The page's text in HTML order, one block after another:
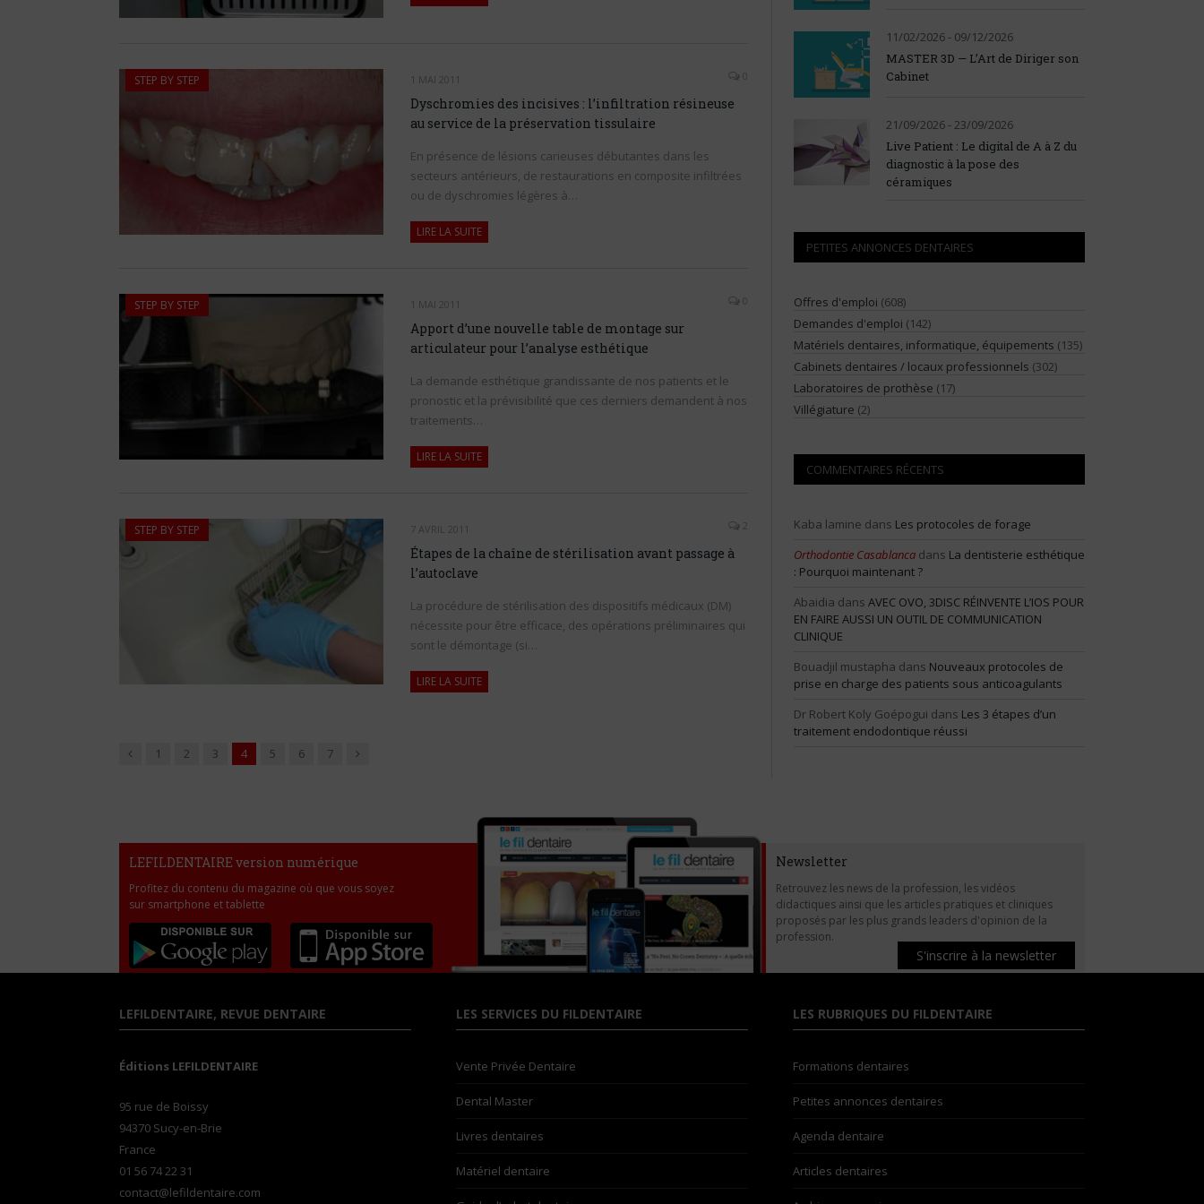
STEP BY STEP 1 MAI 2011 0
Dyschromies des incisives : l’infiltration résineuse
au service de la préservation tissulaire
En présence de lésions carieuses débutantes dans les
secteurs antérieurs, de restaurations en composite infiltrées
ou de dyschromies légères à…
LIRE LA SUITE
STEP BY STEP 1 MAI 2011 0
Apport d’une nouvelle table de montage sur
articulateur pour l’analyse esthétique
La demande esthétique grandissante de nos patients et le
pronostic et la prévisibilité que ces derniers demandent à nos
traitements…
LIRE LA SUITE
STEP BY STEP 7 AVRIL 2011 2
Étapes de la chaîne de stérilisation avant passage à
l’autoclave
La procédure de stérilisation des dispositifs médicaux (DM)
nécessite pour être efficace, des opérations préliminaires qui
sont le démontage (si…
LIRE LA SUITE
Précédent
1 2 3 4 5 6 7 Suivant
11/02/2026 - 09/12/2026
MASTER 3D — L’Art de Diriger son
Cabinet
21/09/2026 - 23/09/2026
Live Patient : Le digital de A à Z du
diagnostic à la pose des
céramiques
PETITES ANNONCES DENTAIRES
Offres d'emploi (608)
Demandes d'emploi (142)
Matériels dentaires, informatique, équipements (135)
Cabinets dentaires / locaux professionnels (302)
Laboratoires de prothèse (17)
Villégiature (2)
COMMENTAIRES RÉCENTS
Kaba lamine dans Les protocoles de forage
Orthodontie Casablanca dans La dentisterie esthétique
: Pourquoi maintenant ?
Abaidia dans AVEC OVO, 3DISC RÉINVENTE L’IOS POUR
EN FAIRE AUSSI UN OUTIL DE COMMUNICATION
CLINIQUE
Bouadjil mustapha dans Nouveaux protocoles de
prise en charge des patients sous anticoagulants
Dr Robert Koly Goépogui dans Les 3 étapes d’un
traitement endodontique réussi
LEFILDENTAIRE version numérique
Profitez du contenu du magazine où que vous soyez
sur smartphone et tablette
Newsletter
Retrouvez les news de la profession, les vidéos
didactiques ainsi que les articles pratiques et cliniques
proposés par les plus grands leaders d'opinion de la
profession.
S'inscrire à la newsletter
LEFILDENTAIRE, REVUE DENTAIRE
Éditions LEFILDENTAIRE
95 rue de Boissy
94370 Sucy-en-Brie
France
01 56 74 22 31
contact@lefildentaire.com
LES SERVICES DU FILDENTAIRE
Vente Privée Dentaire
Dental Master
Livres dentaires
Matériel dentaire
LES RUBRIQUES DU FILDENTAIRE
Formations dentaires
Petites annonces dentaires
Agenda dentaire
Articles dentaires